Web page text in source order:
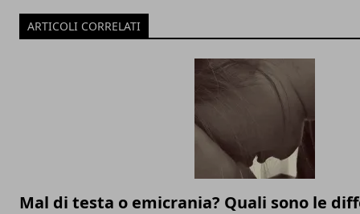
ARTICOLI CORRELATI
Mal di testa o emicrania? Quali sono le